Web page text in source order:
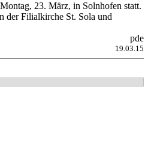
23. März, in Solnhofen statt.
der Filialkirche St. Sola und
pde
19.03.15